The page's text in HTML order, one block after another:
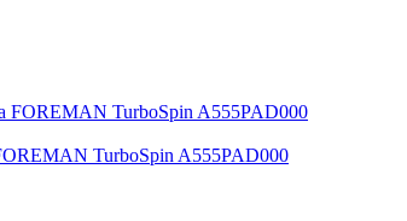
TurboSpin A555PAD000